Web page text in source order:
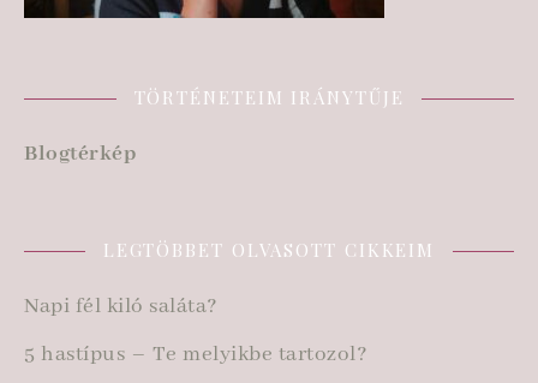
TÖRTÉNETEIM IRÁNYTŰJE
Blogtérkép
LEGTÖBBET OLVASOTT CIKKEIM
Napi fél kiló saláta?
5 hastípus – Te melyikbe tartozol?